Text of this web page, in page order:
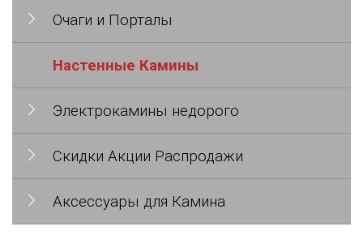
Очаги и Порталы
Настенные Камины
Электрокамины недорого
Скидки Акции Распродажи
Аксессуары для Камина